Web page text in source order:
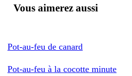
Vous aimerez aussi
Pot-au-feu de canard
Pot-au-feu à la cocotte minute